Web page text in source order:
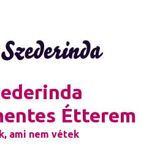
Étterem
ami nem vétek